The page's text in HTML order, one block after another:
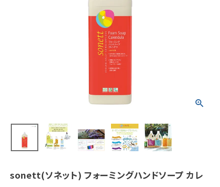
カテゴリーから探す
美容・コスメ・香水
衛生用品
sonett(ソネット) フォーミングハンドソープ カレ